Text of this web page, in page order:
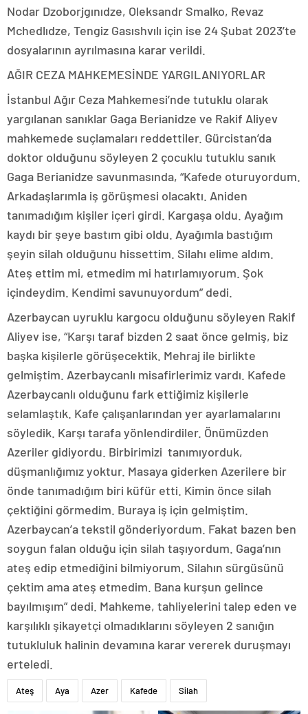
Nodar Dzoborjgınıdze, Oleksandr Smalko, Revaz
Mchedlıdze, Tengiz Gasıshvılı için ise 24 Şubat 2023’te
dosyalarının ayrılmasına karar verildi.
AĞIR CEZA MAHKEMESİNDE YARGILANIYORLAR
İstanbul Ağır Ceza Mahkemesi’nde tutuklu olarak
yargılanan sanıklar Gaga Berianidze ve Rakif Aliyev
mahkemede suçlamaları reddettiler. Gürcistan’da
doktor olduğunu söyleyen 2 çocuklu tutuklu sanık
Gaga Berianidze savunmasında, “Kafede oturuyordum.
Arkadaşlarımla iş görüşmesi olacaktı. Aniden
tanımadığım kişiler içeri girdi. Kargaşa oldu. Ayağım
kaydı bir şeye bastım gibi oldu. Ayağımla bastığım
şeyin silah olduğunu hissettim. Silahı elime aldım.
Ateş ettim mi, etmedim mi hatırlamıyorum. Şok
içindeydim. Kendimi savunuyordum” dedi.
Azerbaycan uyruklu kargocu olduğunu söyleyen Rakif
Aliyev ise, “Karşı taraf bizden 2 saat önce gelmiş, biz
başka kişilerle görüşecektik. Mehraj ile birlikte
gelmiştim. Azerbaycanlı misafirlerimiz vardı. Kafede
Azerbaycanlı olduğunu fark ettiğimiz kişilerle
selamlaştık. Kafe çalışanlarından yer ayarlamalarını
söyledik. Karşı tarafa yönlendirdiler. Önümüzden
Azeriler gidiyordu. Birbirimizi tanımıyorduk,
düşmanlığımız yoktur. Masaya giderken Azerilere bir
önde tanımadığım biri küfür etti. Kimin önce silah
çektiğini görmedim. Buraya iş için gelmiştim.
Azerbaycan’a tekstil gönderiyordum. Fakat bazen ben
soygun falan olduğu için silah taşıyordum. Gaga’nın
ateş edip etmediğini bilmiyorum. Silahın sürgüsünü
çektim ama ateş etmedim. Bana kurşun gelince
bayılmışım” dedi. Mahkeme, tahliyelerini talep eden ve
karşılıklı şikayetçi olmadıklarını söyleyen 2 sanığın
tutukluluk halinin devamına karar vererek duruşmayı
erteledi.
Ateş Aya Azer Kafede Silah